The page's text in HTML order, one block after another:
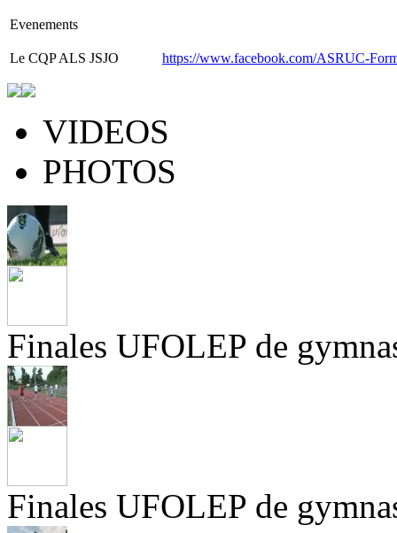
Evenements
Le CQP ALS JSJO https://www.facebook.com/ASRUC-
VIDEOS
PHOTOS
Finales UFOLEP de
Finales UFOLEP de